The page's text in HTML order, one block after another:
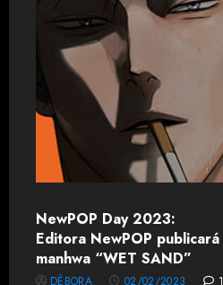
NewPOP Day 2023:
Editora NewPOP publicará
manhwa “WET SAND”
DÉBORA 02/02/2023 1